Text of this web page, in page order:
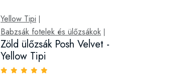
Yellow Tipi |
Babzsák fotelek és ülőzsákok|
Zöld ülőzsák Posh Velvet -
Yellow Tipi